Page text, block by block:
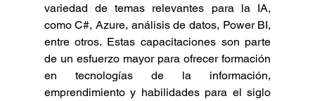
variedad de temas relevantes para la IA,
como C#, Azure, análisis de datos, Power BI,
entre otros. Estas capacitaciones son parte
de un esfuerzo mayor para ofrecer formación
en tecnologías de la información,
emprendimiento y habilidades para el siglo